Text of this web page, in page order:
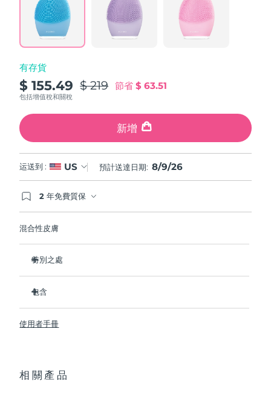
Reviews.
Same
page
link.
有存貨
$ 155.49 $ 219 節省$ 63.51
包括增值稅和關稅
新增
运送到 : US 預計送達日期: 8/9/26
2 年免費質保
混合性皮膚
特別之處
物。
清除毛孔深處的雜質，減少爆痘的可能。
撫平細紋，幫助放鬆面部肌肉緊張點。
16檔強度，符合人體工程學的輕質設計，智能app護膚。
包含
USB 充電線
通用操作指南
使用者手冊
相關產品